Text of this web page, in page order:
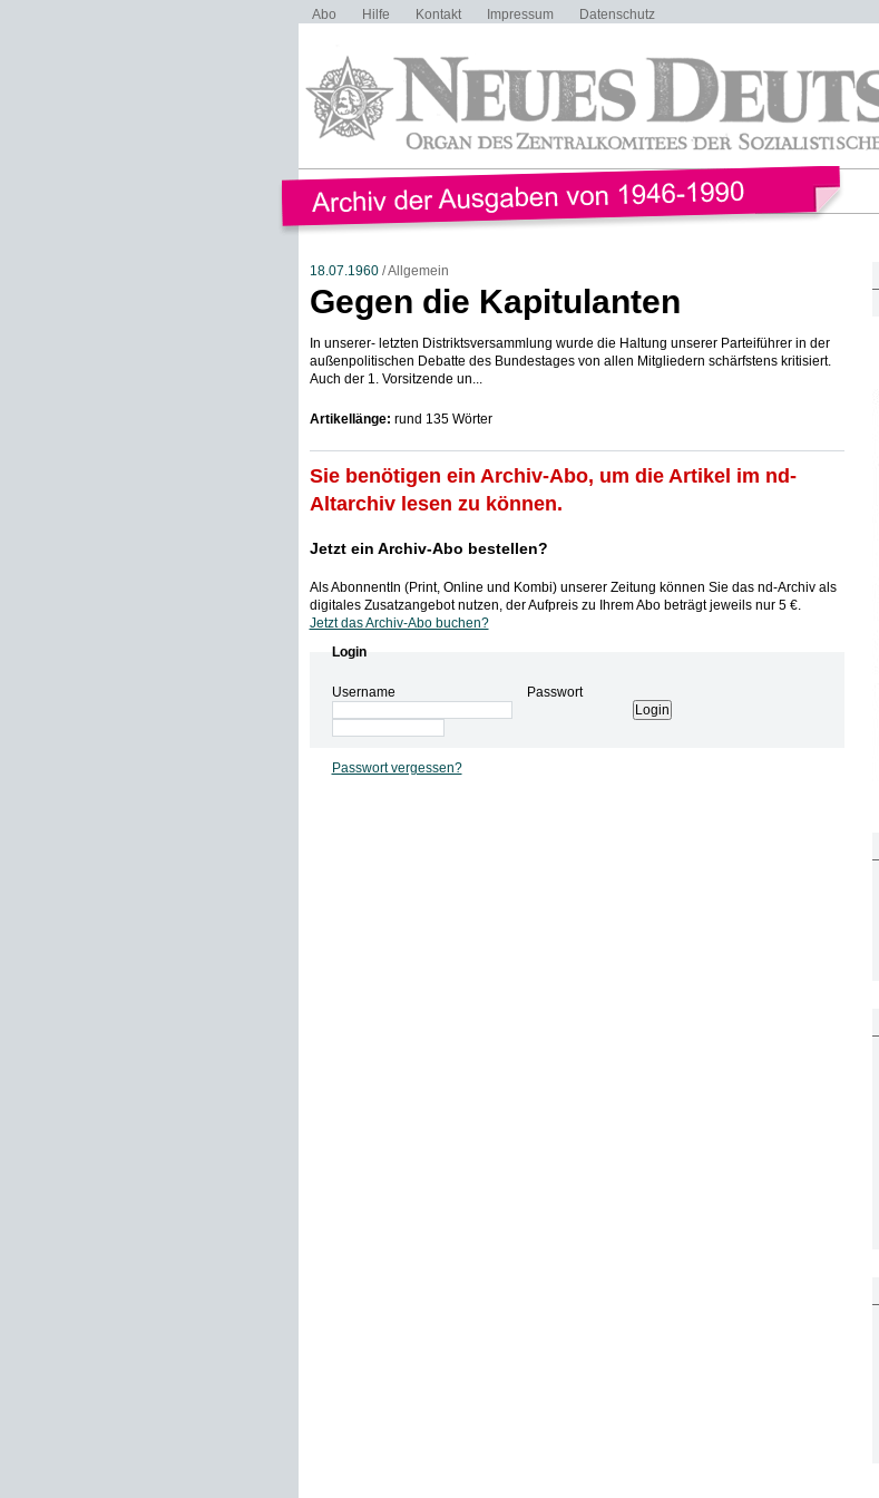
Abo Hilfe Kontakt Impressum Datenschutz
18.07.1960/ Allgemein
Gegen die Kapitulanten
In unserer- letzten Distriktsversammlung wurde die Haltung unserer Parteiführer in der
außenpolitischen Debatte des Bundestages von allen Mitgliedern schärfstens kritisiert.
Auch der 1. Vorsitzende un...
Artikellänge: rund 135 Wörter
Sie benötigen ein Archiv-Abo, um die Artikel im nd-
Altarchiv lesen zu können.
Jetzt ein Archiv-Abo bestellen?
Als AbonnentIn (Print, Online und Kombi) unserer Zeitung können Sie das nd-Archiv als
digitales Zusatzangebot nutzen, der Aufpreis zu Ihrem Abo beträgt jeweils nur 5 €.
Jetzt das Archiv-Abo buchen?
Login
Username Passwort
Passwort vergessen?